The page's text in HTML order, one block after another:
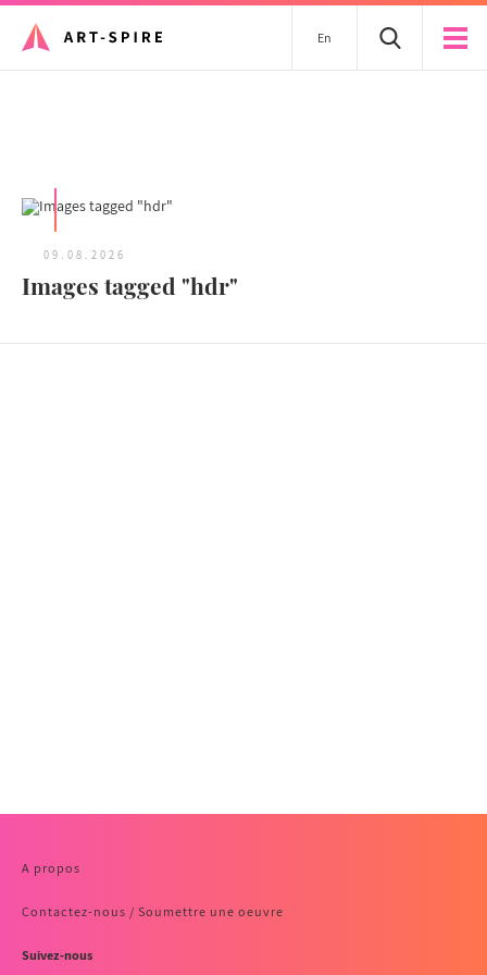
En
09.08.2026
Images tagged "hdr"
A propos
Contactez-nous / Soumettre une oeuvre
Suivez-nous